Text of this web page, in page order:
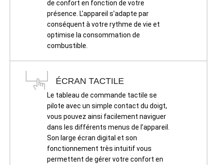
de confort en fonction de votre
présence. L’appareil s’adapte par
conséquent à votre rythme de vie et
optimise la consommation de
combustible.
ÉCRAN TACTILE
Le tableau de commande tactile se
pilote avec un simple contact du doigt,
vous pouvez ainsi facilement naviguer
dans les différents menus de l’appareil.
Son large écran digital et son
fonctionnement très intuitif vous
permettent de gérer votre confort en